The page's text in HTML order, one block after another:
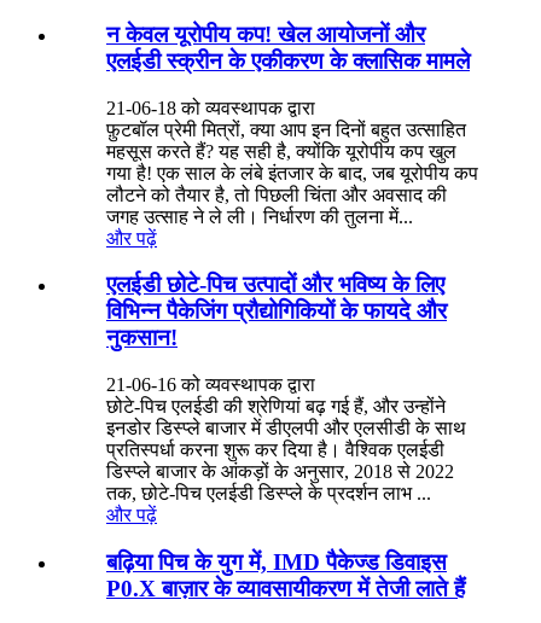
न केवल यूरोपीय कप! खेल आयोजनों और
एलईडी स्क्रीन के एकीकरण के क्लासिक मामले
21-06-18 को व्यवस्थापक द्वारा
फ़ुटबॉल प्रेमी मित्रों, क्या आप इन दिनों बहुत उत्साहित
महसूस करते हैं? यह सही है, क्योंकि यूरोपीय कप खुल
गया है! एक साल के लंबे इंतजार के बाद, जब यूरोपीय कप
लौटने को तैयार है, तो पिछली चिंता और अवसाद की
जगह उत्साह ने ले ली। निर्धारण की तुलना में...
और पढ़ें
एलईडी छोटे-पिच उत्पादों और भविष्य के लिए
विभिन्न पैकेजिंग प्रौद्योगिकियों के फायदे और
नुकसान!
21-06-16 को व्यवस्थापक द्वारा
छोटे-पिच एलईडी की श्रेणियां बढ़ गई हैं, और उन्होंने
इनडोर डिस्प्ले बाजार में डीएलपी और एलसीडी के साथ
प्रतिस्पर्धा करना शुरू कर दिया है। वैश्विक एलईडी
डिस्प्ले बाजार के आंकड़ों के अनुसार, 2018 से 2022
तक, छोटे-पिच एलईडी डिस्प्ले के प्रदर्शन लाभ ...
और पढ़ें
बढ़िया पिच के युग में, IMD पैकेज्ड डिवाइस
P0.X बाज़ार के व्यावसायीकरण में तेजी लाते हैं